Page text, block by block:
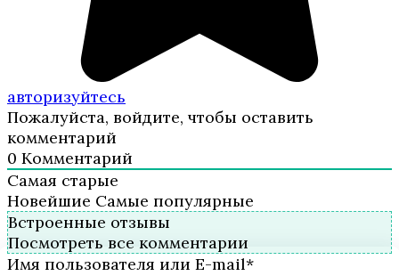
авторизуйтесь
Пожалуйста, войдите, чтобы оставить
комментарий
0 Комментарий
Самая старые
Новейшие Самые популярные
Встроенные отзывы
Посмотреть все комментарии
Имя пользователя или E-mail*